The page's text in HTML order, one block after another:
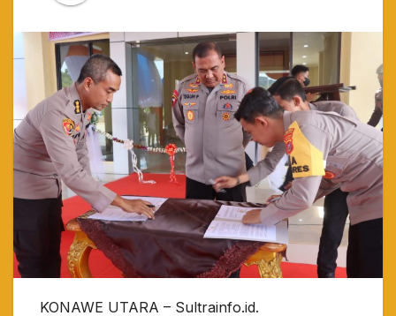
KONAWE UTARA – Sultrainfo.id.